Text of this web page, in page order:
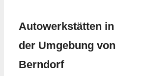
Autowerkstätten in
der Umgebung von
Berndorf